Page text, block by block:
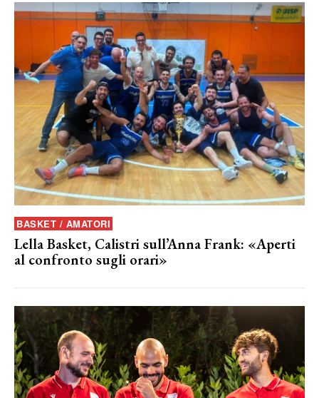
BASKET / AMATORI
Lella Basket, Calistri sull’Anna Frank: «Aperti
al confronto sugli orari»